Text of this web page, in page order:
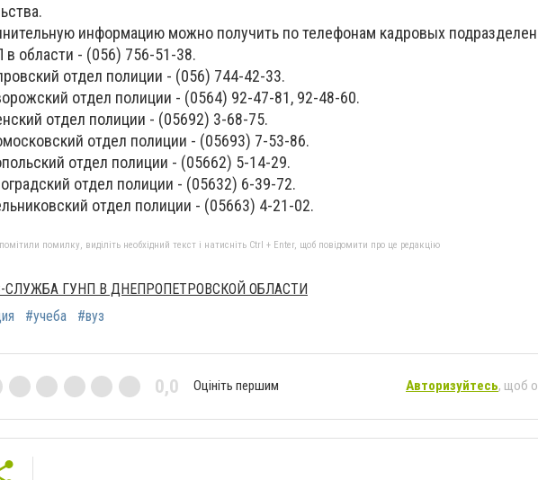
информацию можно получить по телефонам кадровых
в области - (056) 756-51-38.
отдел полиции - (056) 744-42-33.
отдел полиции - (0564) 92-47-81, 92-48-60.
отдел полиции - (05692) 3-68-75.
отдел полиции - (05693) 7-53-86.
отдел полиции - (05662) 5-14-29.
отдел полиции - (05632) 6-39-72.
отдел полиции - (05663) 4-21-02.
помилку, виділіть необхідний текст і натисніть Ctrl + Enter, щоб повідомити про це редакцію
СЛУЖБА ГУНП В ДНЕПРОПЕТРОВСКОЙ ОБЛАСТИ
#учеба #вуз
0,0 Оцініть першим Авторизуйтесь, щоб